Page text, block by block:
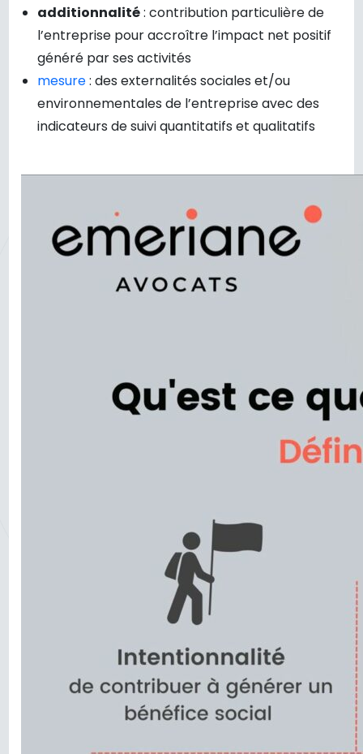
additionnalité: contribution particulière de
l’entreprise pour accroître l’impact net positif
généré par ses activités
mesure: des externalités sociales et/ou
environnementales de l’entreprise avec des
indicateurs de suivi quantitatifs et qualitatifs